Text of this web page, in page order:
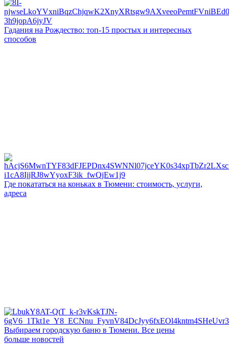
Гадания на Рождество: топ-15 простых и интересных
способов
Где покататься на коньках в Тюмени: стоимость, услуги,
адреса
Выбираем городскую баню в Тюмени. Все цены
больше новостей